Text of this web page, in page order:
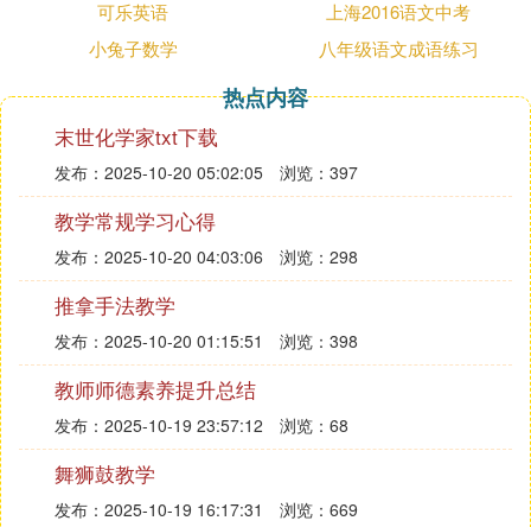
生参加；D类考试适用于体育类和艺术类本科生和非
英语专业高职高专类学生参加。
据悉，全国大学生英语竞赛(National English Compe
tition for College Students， 简称NECCS)是经
部有关部门批准，由教育部高等学校大学外语
导委员会和高等学校大学外语教学研究会联合主办；
天仁报业集团英语辅导报社、考试与评价杂志社承办
的全国唯一的大学生英语综合能力竞赛，竞赛分A、
B、C、D四个类别，全国各高校的研究生及本、专科
所有年级学生均可自愿报名参赛。
C. 全国大学生英语竞赛初赛c类
全国大学生英语来竞赛C类的意思是自该类别适用于
非英语专业本科生参加。
可乐英语
上海2016语文中考
小兔子数学
八年级语文成语练习
热点内容
末世化学家txt下载
发布：2025-10-20 05:02:05 浏览：397
教学常规学习心得
发布：2025-10-20 04:03:06 浏览：298
推拿手法教学
发布：2025-10-20 01:15:51 浏览：398
教师师德素养提升总结
发布：2025-10-19 23:57:12 浏览：68
舞狮鼓教学
发布：2025-10-19 16:17:31 浏览：669